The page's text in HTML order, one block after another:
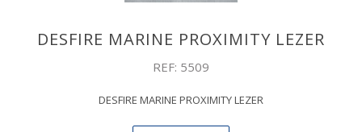
DESFIRE MARINE PROXIMITY LEZER
REF: 5509
DESFIRE MARINE PROXIMITY LEZER